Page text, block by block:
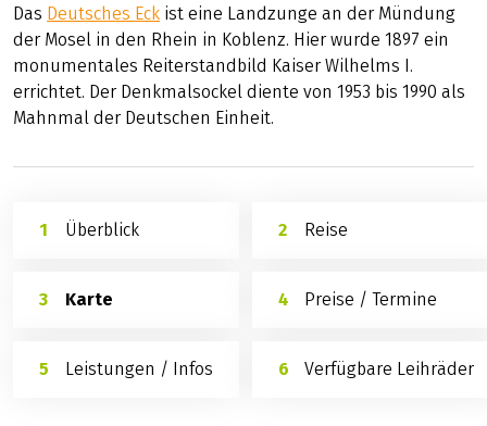
Das Deutsches Eck ist eine Landzunge an der Mündung
der Mosel in den Rhein in Koblenz. Hier wurde 1897 ein
monumentales Reiterstandbild Kaiser Wilhelms I.
errichtet. Der Denkmalsockel diente von 1953 bis 1990 als
Mahnmal der Deutschen Einheit.
Überblick Reise
Karte Preise / Termine
Leistungen / Infos Verfügbare Leihräder